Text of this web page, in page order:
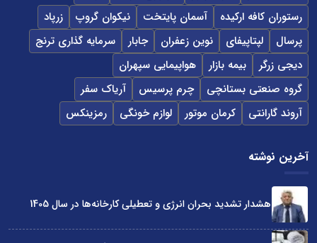
رستوران کافه ارکیده
آسمان پایتخت نیکوان گروپ
زرپاد
پرسال
لپتاپیفای نوین زعفران جابار
سرمایه گذاری ترنج
دیجی زرگر
بیمه بازار
هواپیمایی سپهران
گروه صنعتی بستانچی
چرم پرسیس
آریاک سفر
آروند گارانتی
کرمان موتور لوازم خونگی رمزینکس
آخرین نوشته
هشدار تشدید بحران انرژی و تعطیلی کارخانه‌ها در سال 1405